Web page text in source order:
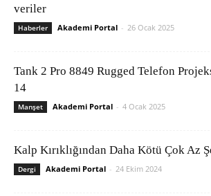
veriler
Haberler Akademi Portal - 26 Ocak 2025
Tank 2 Pro 8849 Rugged Telefon
14
Manşet Akademi Portal - 4 Ocak 2025
Kalp Kırıklığından Daha Kötü Çok Az
Dergi Akademi Portal - 24 Ekim 2024